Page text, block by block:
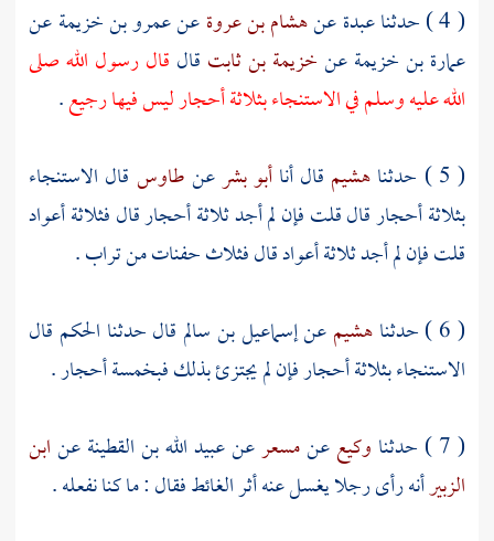
( 4 ) حدثنا
عبدةعنهشام بن عروةعنعمرو بن خزيمةعن
عمارة بن خزيمةعنخزيمة بن ثابت قال قال رسول الله صلى
الله عليه وسلم في الاستنجاء بثلاثة أحجار ليس فيها رجيع.
( 5 ) حدثنا
هشيم قال أناأبو بشرعنطاوس قال الاستنجاء
بثلاثة أحجار قال قلت فإن لم أجد ثلاثة أحجار قال فثلاثة أعواد
قلت فإن لم أجد ثلاثة أعواد قال فثلاث حفنات من تراب .
( 6 ) حدثنا
هشيمعنإسماعيل بن سالم قال حدثنا الحكم قال
الاستنجاء بثلاثة أحجار فإن لم يجتزئ بذلك فبخمسة أحجار .
( 7 ) حدثنا
وكيععنمسعرعنعبيد اللهبن القطينة عنابن
الزبيرأنه رأى رجلا يغسل عنه أثر الغائط فقال : ما كنا نفعله .